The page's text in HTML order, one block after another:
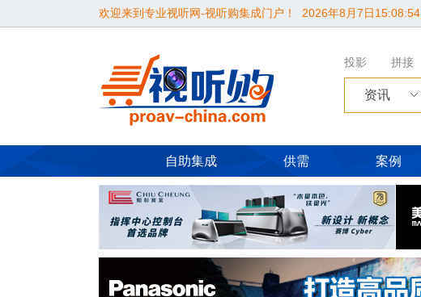
欢迎来到专业视听网-视听购集成门户！ 2026年8月7日15:08:56
投影 拼接
资讯
自助集成 供需 案例